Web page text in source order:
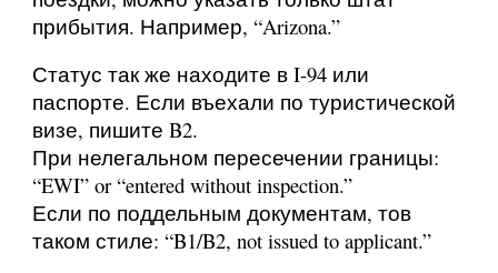
прибытия. Например, “Arizona.”
Статус так же находите в I-94 или
паспорте. Если въехали по туристической
визе, пишите B2.
При нелегальном пересечении границы:
“EWI” or “entered without inspection.”
Если по поддельным документам, тов
таком стиле: “B1/B2, not issued to applicant.”